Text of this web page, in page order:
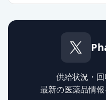
薬価 6.30 円
フェブキソスタット錠
6.30 円供給状況・
最新の医薬品情